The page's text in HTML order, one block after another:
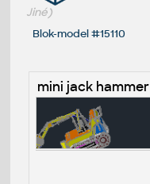
Jiné)
Blok-model #15110
mini jack hammer